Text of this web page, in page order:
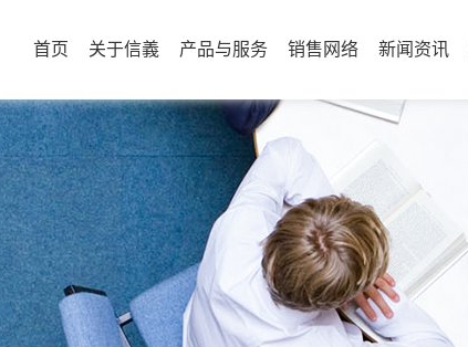
首页 关于信義 产品与服务 销售网络 新闻资讯